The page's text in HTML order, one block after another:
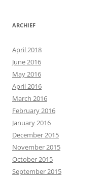
ARCHIEF
April 2018
June 2016
May 2016
April 2016
March 2016
February 2016
January 2016
December 2015
November 2015
October 2015
September 2015